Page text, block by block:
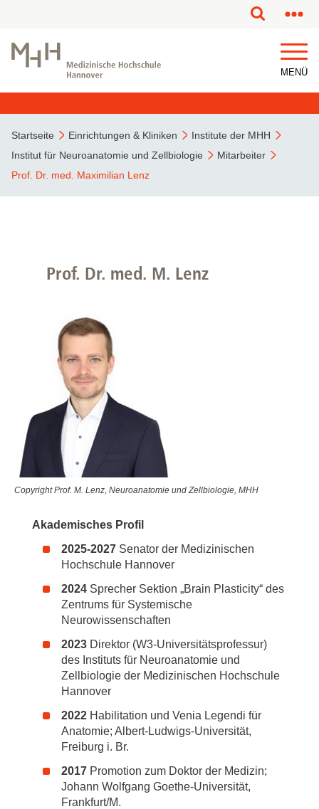
MENÜ
Startseite Einrichtungen & Kliniken
Institute der MHH
Institut für Neuroanatomie und Zellbiologie
Mitarbeiter
Prof. Dr. med. Maximilian Lenz
Prof. Dr. med. M. Lenz
Copyright Prof. M. Lenz, Neuroanatomie und Zellbiologie, MHH
Akademisches Profil
2025-2027 Senator der Medizinischen
Hochschule Hannover
2024 Sprecher Sektion „Brain Plasticity“ des
Zentrums für Systemische
Neurowissenschaften
2023 Direktor (W3-Universitätsprofessur)
des Instituts für Neuroanatomie und
Zellbiologie der Medizinischen Hochschule
Hannover
2022 Habilitation und Venia Legendi für
Anatomie; Albert-Ludwigs-Universität,
Freiburg i. Br.
2017 Promotion zum Doktor der Medizin;
Johann Wolfgang Goethe-Universität,
Frankfurt/M.